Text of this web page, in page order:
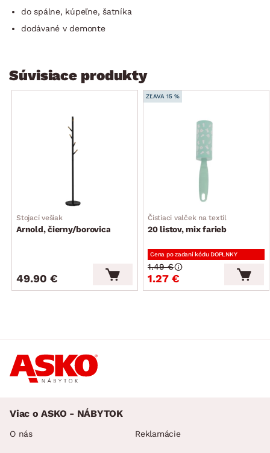
do spálne, kúpeľne, šatníka
dodávané v demonte
Súvisiace produkty
Stojací vešiak
Arnold, čierny/borovica
49.90 €
ZĽAVA 15 %
Čistiaci valček na textil
20 listov, mix farieb
Cena po zadaní kódu DOPLNKY
1.27 €
1.49 €
Viac o ASKO - NÁBYTOK
O nás Reklamácie